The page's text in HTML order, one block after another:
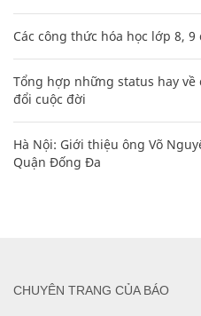
Các công thức hóa học lớp 8,
Tổng hợp những status hay
đổi cuộc đời
Hà Nội: Giới thiệu ông Võ
Quận Đống Đa
CHUYÊN TRANG CỦA BÁO